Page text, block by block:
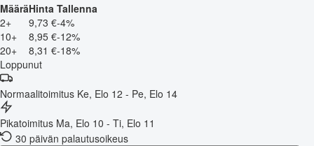
MääräHinta Tallenna
2+
9,73 €-4%
10+
8,95 €-12%
20+
8,31 €-18%
Loppunut
Normaalitoimitus Ke, Elo 12 - Pe, Elo 14
Pikatoimitus Ma, Elo 10 - Ti, Elo 11
30 päivän palautusoikeus